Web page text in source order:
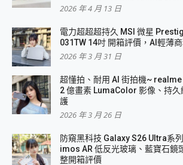
2026 年 4 月 13 日
電力超超超持久 MSI 微星
031TW 14吋 開箱評價，AI輕薄
2026 年 3 月 31 日
超懂拍、耐用 AI 街拍機~
2 億畫素 LumaColor 影像、持久
護
2026 年 3 月 26 日
防窺黑科技 Galaxy S26 Ultra系
imos AR 低反光玻璃、藍寶石鏡
整開箱評價